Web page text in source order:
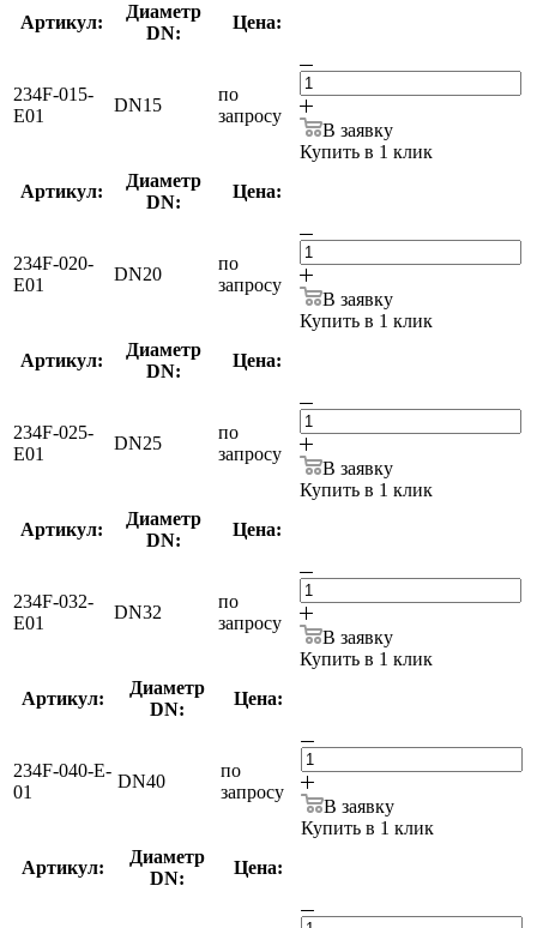
Артикул:
Диаметр
DN:
Цена:
234F-015-
E01
DN15
по
запросу
В заявку
Купить в 1 клик
Артикул:
Диаметр
DN:
Цена:
234F-020-
E01
DN20
по
запросу
В заявку
Купить в 1 клик
Артикул:
Диаметр
DN:
Цена:
234F-025-
E01
DN25
по
запросу
В заявку
Купить в 1 клик
Артикул:
Диаметр
DN:
Цена:
234F-032-
E01
DN32
по
запросу
В заявку
Купить в 1 клик
Артикул:
Диаметр
DN:
Цена:
234F-040-E-
01
DN40
по
запросу
В заявку
Купить в 1 клик
Артикул:
Диаметр
DN:
Цена: